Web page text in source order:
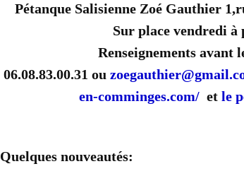
Pétanque Salisienne Zoé Gauthier
Sur place vendredi à
Renseignements avant
06.08.83.00.31 ou
en-comminges.com/ et le
Quelques nouveautés: